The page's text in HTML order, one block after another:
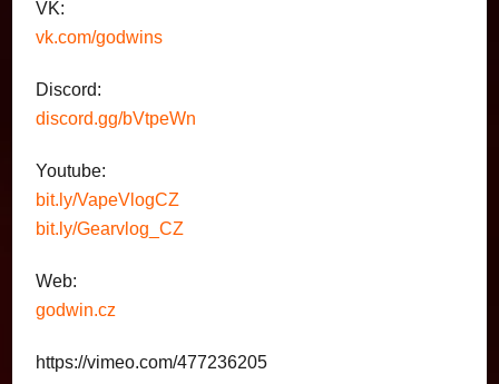
VK:
vk.com/godwins
Discord:
discord.gg/bVtpeWn
Youtube:
bit.ly/VapeVlogCZ
bit.ly/Gearvlog_CZ
Web:
godwin.cz
https://vimeo.com/477236205